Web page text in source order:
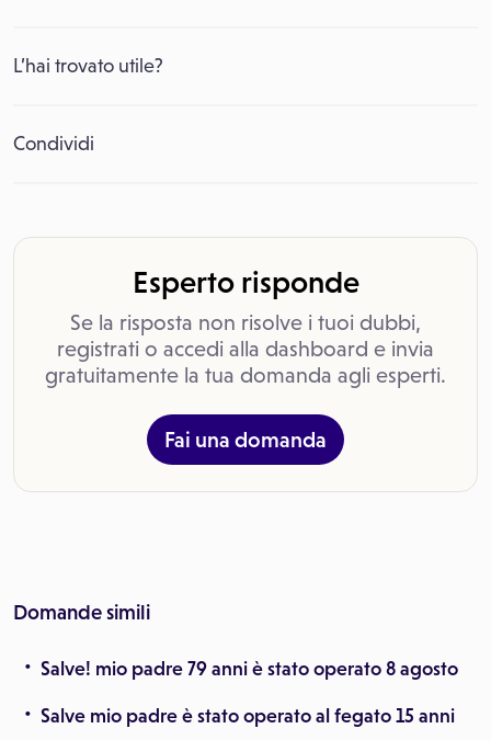
L’hai trovato utile?
Condividi
Esperto risponde
Se la risposta non risolve i tuoi dubbi,
registrati o accedi alla dashboard e invia
gratuitamente la tua domanda agli esperti.
Fai una domanda
Domande simili
Salve! mio padre 79 anni è stato operato 8 agosto
Salve mio padre è stato operato al fegato 15 anni